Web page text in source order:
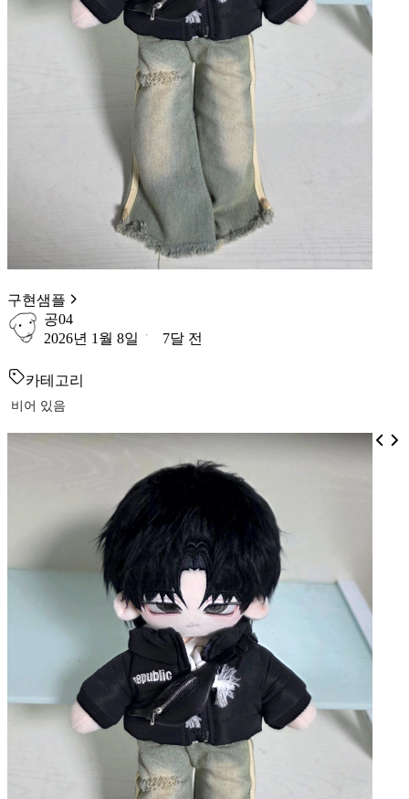
구현샘플
공04
2026년 1월 8일
7달 전
카테고리
비어 있음